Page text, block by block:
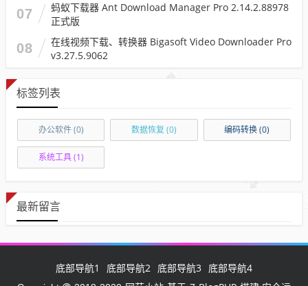
07
蚂蚁下载器 Ant Download Manager Pro 2.14.2.88978
正式版
08
在线视频下载、转换器 Bigasoft Video Downloader Pro
v3.27.5.9062
标签列表
办公软件(0) 数据恢复 (0) 编码转换(0)
系统工具(1)
最新留言
底部导航1 底部导航2 底部导航3 底部导航4